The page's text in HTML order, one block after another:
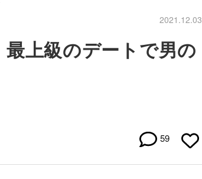
2021.12.03
上級のデートで男の
59